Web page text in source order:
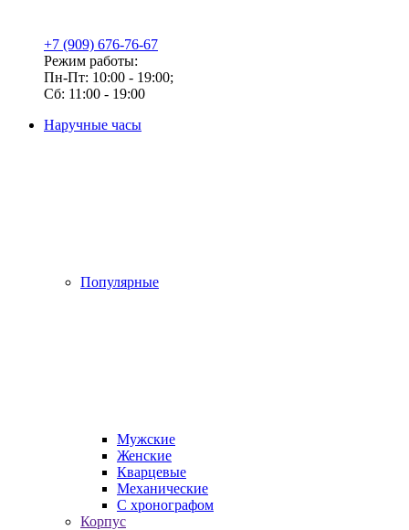
+7 (909) 676-76-67
Режим работы:
Пн-Пт: 10:00 - 19:00;
Сб: 11:00 - 19:00
Наручные часы
Популярные
Мужские
Женские
Кварцевые
Механические
С хронографом
Корпус